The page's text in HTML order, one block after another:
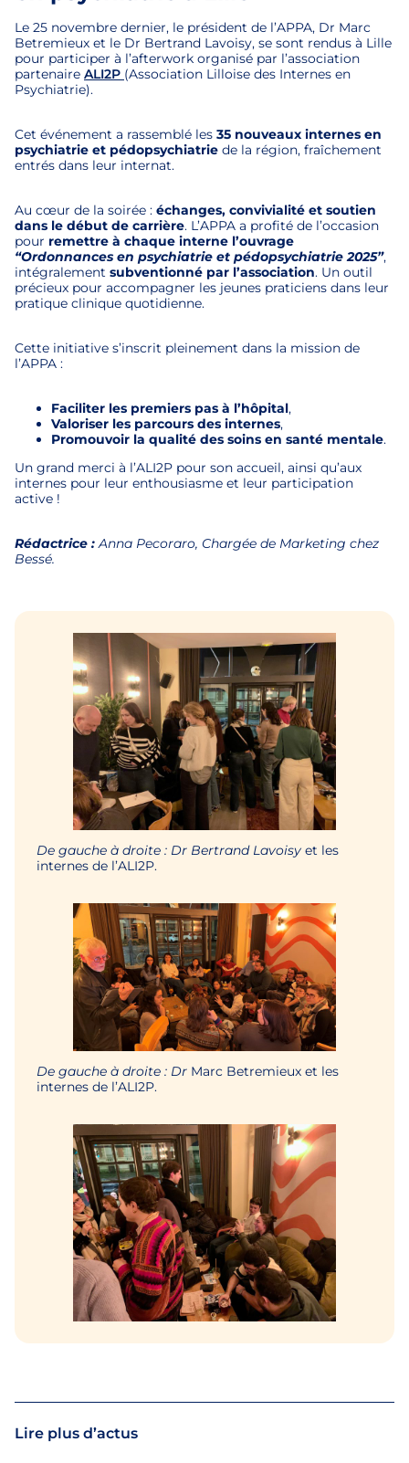
Le 25 novembre dernier, le président de l’APPA, Dr Marc
Betremieux et le Dr Bertrand Lavoisy, se sont rendus à Lille
pour participer à l’afterwork organisé par l’association
partenaire ALI2P (Association Lilloise des Internes en
Psychiatrie).
De gauche à droite : Dr Bertrand Lavoisy et les
internes de l’ALI2P.
De gauche à droite : Dr Marc Betremieux et les
internes de l’ALI2P.
Cet événement a rassemblé les 35 nouveaux internes en
psychiatrie et pédopsychiatrie de la région, fraîchement
entrés dans leur internat.
Au cœur de la soirée : échanges, convivialité et soutien
dans le début de carrière. L’APPA a profité de l’occasion
pour remettre à chaque interne l’ouvrage
“Ordonnances en psychiatrie et pédopsychiatrie 2025”,
intégralement subventionné par l’association. Un outil
précieux pour accompagner les jeunes praticiens dans leur
pratique clinique quotidienne.
Cette initiative s’inscrit pleinement dans la mission de
l’APPA :
Faciliter les premiers pas à l’hôpital,
Valoriser les parcours des internes,
Promouvoir la qualité des soins en santé mentale.
Un grand merci à l’ALI2P pour son accueil, ainsi qu’aux
internes pour leur enthousiasme et leur participation
active !
Rédactrice :Anna Pecoraro, Chargée de Marketing chez
Bessé.
Lire plus d’actus